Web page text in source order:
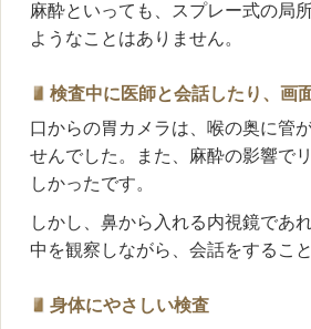
麻酔といっても、スプレー式の局
ようなことはありません。
検査中に医師と会話したり、画
口からの胃カメラは、喉の奥に管
せんでした。また、麻酔の影響で
しかったです。
しかし、鼻から入れる内視鏡であ
中を観察しながら、会話をするこ
身体にやさしい検査